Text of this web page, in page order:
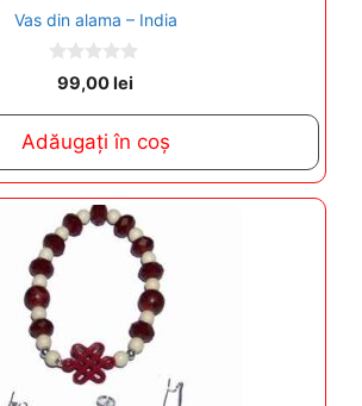
Vas din alama – India
0
o
5
99,00lei
Adăugați în coș